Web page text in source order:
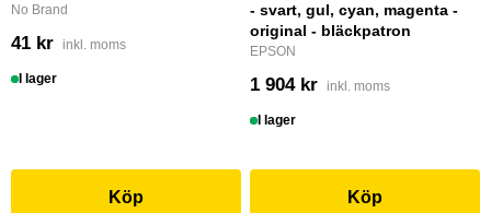
No Brand
41 kr inkl. moms
I lager
Köp
- svart, gul, cyan, magenta -
original - bläckpatron
EPSON
1 904 kr inkl. moms
I lager
Köp